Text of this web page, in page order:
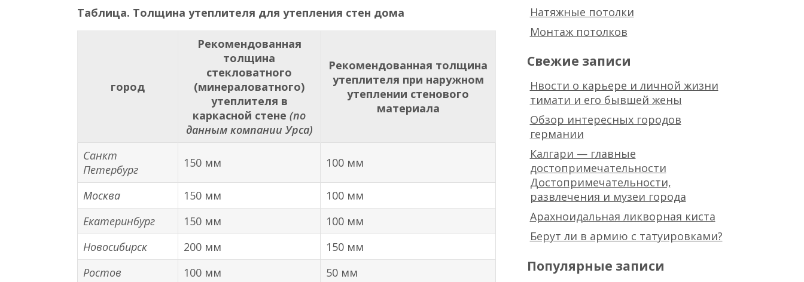
Таблица. Толщина утеплителя для утепления стен дома
город
Рекомендованная
толщина
стекловатного
(минераловатного)
утеплителя в
каркасной стене(по
данным компании Урса)
Рекомендованная толщина
утеплителя при наружном
утеплении стенового
материала
Санкт
Петербург
150 мм 100 мм
Москва 150 мм
100 мм
Екатеринбург
150 мм
100 мм
Новосибирск
200 мм
150 мм
Ростов
100 мм
50 мм
Натяжные потолки
Монтаж потолков
Свежие записи
Нвости о карьере и личной жизни
тимати и его бывшей жены
Обзор интересных городов
германии
Калгари — главные
достопримечательности
Достопримечательности,
развлечения и музеи города
Арахноидальная ликворная киста
Берут ли в армию с татуировками?
Популярные записи